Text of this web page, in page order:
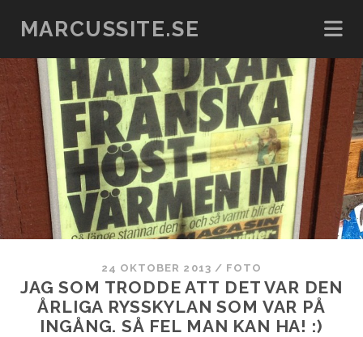
MARCUSSITE.SE
24 OKTOBER 2013 / FOTO
JAG SOM TRODDE ATT DET VAR DEN
ÅRLIGA RYSSKYLAN SOM VAR PÅ
INGÅNG. SÅ FEL MAN KAN HA! :)